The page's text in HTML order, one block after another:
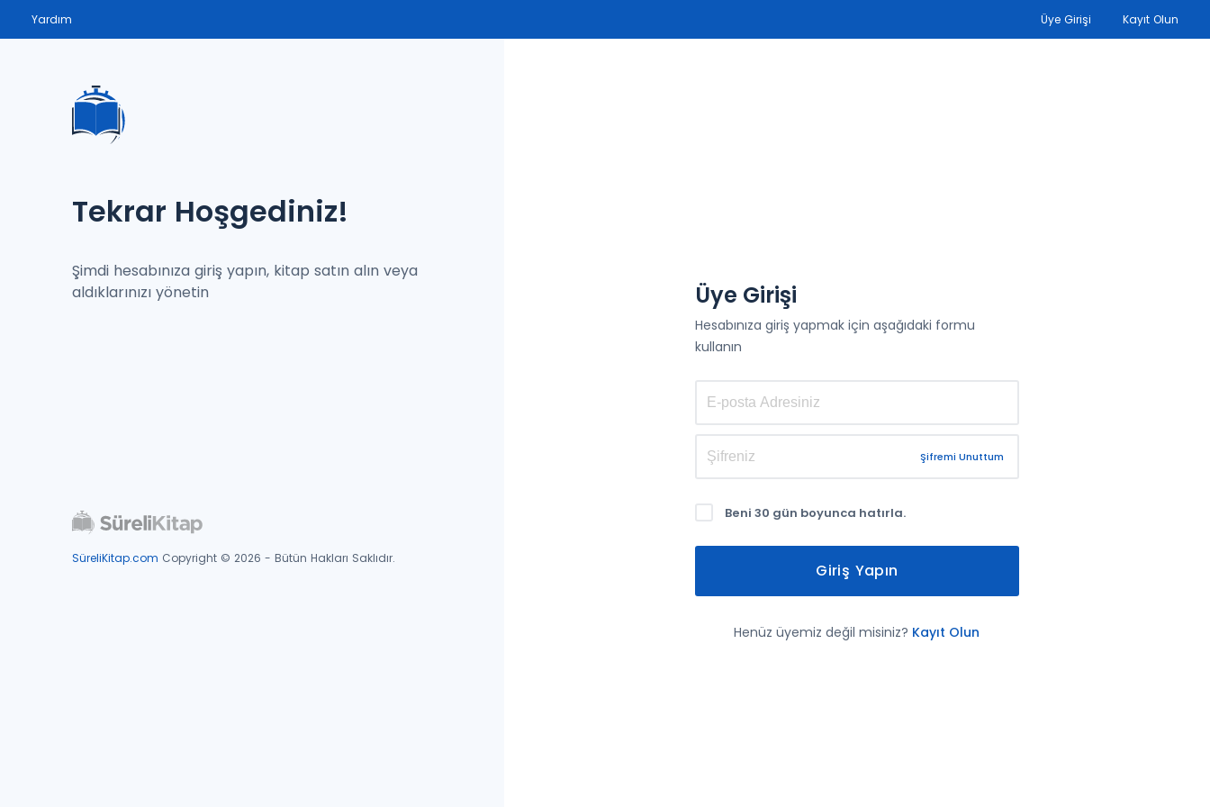
Yardım Üye Girişi Kayıt Olun
Üye Girişi
Hesabınıza giriş yapmak için aşağıdaki formu
kullanın
Şifremi Unuttum
Beni 30 gün boyunca hatırla.
Giriş Yapın
Henüz üyemiz değil misiniz? Kayıt Olun
Tekrar Hoşgediniz!
Şimdi hesabınıza giriş yapın, kitap satın alın veya
aldıklarınızı yönetin
SüreliKitap.com Copyright © 2026 - Bütün Hakları Saklıdır.